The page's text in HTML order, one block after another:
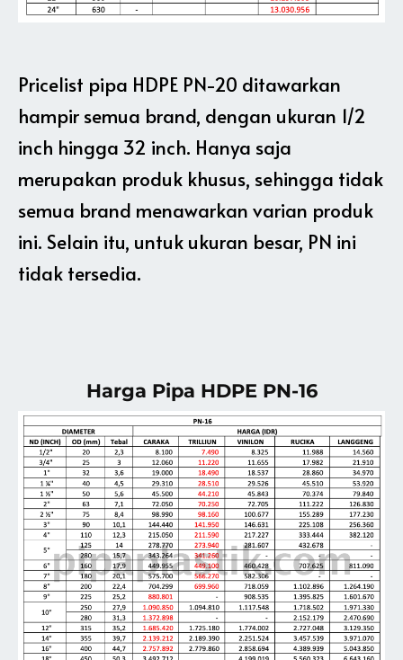
Pricelist pipa HDPE PN-20 ditawarkan
hampir semua brand, dengan ukuran 1/2
inch hingga 32 inch. Hanya saja
merupakan produk khusus, sehingga tidak
semua brand menawarkan varian produk
ini. Selain itu, untuk ukuran besar, PN ini
tidak tersedia.
Harga Pipa HDPE PN-16